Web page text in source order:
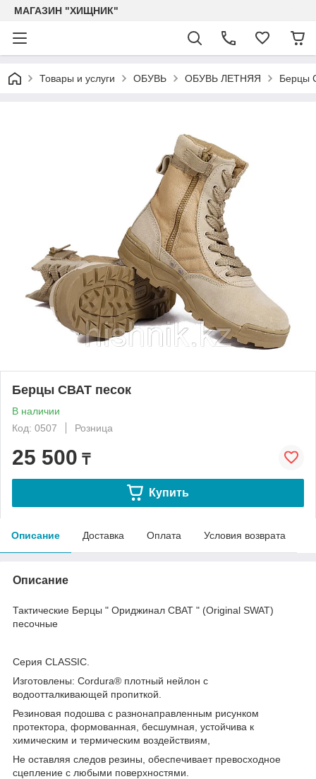
МАГАЗИН "ХИЩНИК"
Товары и услуги ОБУВЬ ОБУВЬ ЛЕТНЯЯ Берцы
Берцы СВАТ песок
В наличии
Код: 0507
Розница
25 500 ₸
Купить
Описание Доставка Оплата Условия возврата
Описание
Тактические Берцы " Ориджинал СВАТ " (Original SWAT)
песочные
Серия CLASSIC.
Изготовлены: Cordura® плотный нейлон с
водоотталкивающей пропиткой.
Резиновая подошва с разнонаправленным рисунком
протектора, формованная, бесшумная, устойчива к
химическим и термическим воздействиям,
Не оставляя следов резины, обеспечивает превосходное
сцепление с любыми поверхностями.